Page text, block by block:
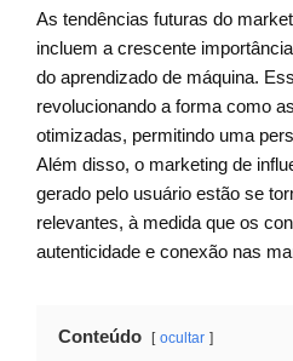
As tendências futuras do
incluem a crescente
do aprendizado de máquina.
revolucionando a forma como
otimizadas, permitindo uma
Além disso, o marketing de
gerado pelo usuário estão se
relevantes, à medida que os
autenticidade e conexão nas
Conteúdo ocultar